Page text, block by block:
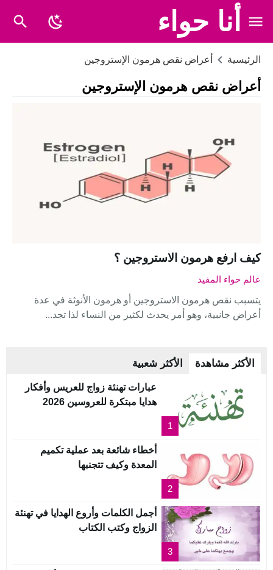
أنا حواء
الرئيسية أعراض نقص هرمون الإستروجين
أعراض نقص هرمون الإستروجين
كيف ارفع هرمون الاستروجين ؟
عالم حواء المفيد
يتسبب نقص هرمون الاستروجين أو هرمون الأنوثة في عدة
أعراض جانبية، وهو أمر يحدث لكثير من النساء لذا تجد...
الأكثر مشاهدة الأكثر شعبية
1
عبارات تهنئة زواج للعريس وأفكار
هدايا مبتكرة للعروسين 2026
2
أخطاء شائعة بعد عملية تكميم
المعدة وكيف تتجنبها
3
أجمل الكلمات وأروع الهدايا في تهنئة
الزواج وكتب الكتاب